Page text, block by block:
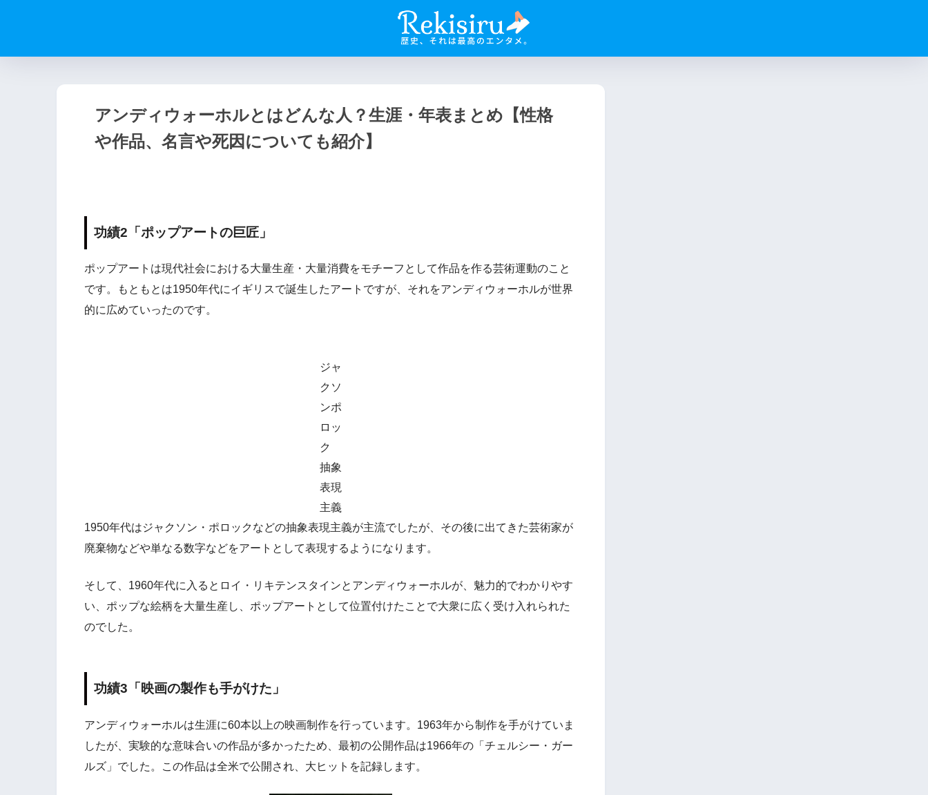
アンディウォーホルとはどんな人？生涯・年表まとめ【性格
や作品、名言や死因についても紹介】
功績2「ポップアートの巨匠」
ポップアートは現代社会における大量生産・大量消費をモチーフとして作品を作る芸術運動のこと
です。もともとは1950年代にイギリスで誕生したアートですが、それをアンディウォーホルが世界
的に広めていったのです。
ジャ
クソ
ンポ
ロッ
ク
抽象
表現
主義
1950年代はジャクソン・ポロックなどの抽象表現主義が主流でしたが、その後に出てきた芸術家が
廃棄物などや単なる数字などをアートとして表現するようになります。
そして、1960年代に入るとロイ・リキテンスタインとアンディウォーホルが、魅力的でわかりやす
い、ポップな絵柄を大量生産し、ポップアートとして位置付けたことで大衆に広く受け入れられた
のでした。
功績3「映画の製作も手がけた」
アンディウォーホルは生涯に60本以上の映画制作を行っています。1963年から制作を手がけていま
したが、実験的な意味合いの作品が多かったため、最初の公開作品は1966年の「チェルシー・ガー
ルズ」でした。この作品は全米で公開され、大ヒットを記録します。